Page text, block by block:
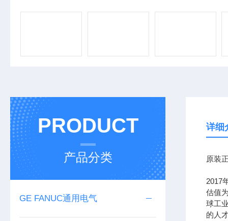
PRODUCT
产品分类
GE FANUC通用电气
详细
原装
2017
估值
球工
的人